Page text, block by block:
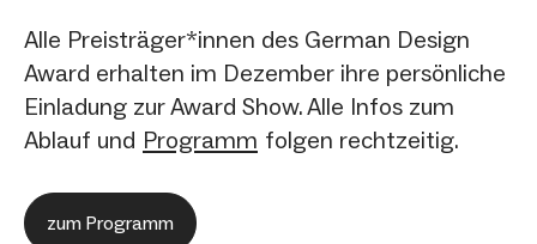
Alle Preisträger*innen des German Design
Award erhalten im Dezember ihre persönliche
Einladung zur Award Show. Alle Infos zum
Ablauf und Programm folgen rechtzeitig.
zum Programm